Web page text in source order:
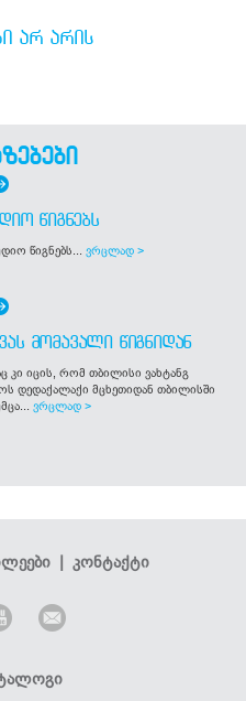
ᲐᲠ ᲐᲠᲘᲡ
ᲬᲘᲒᲜᲔᲑᲡ
წიგნებს... ვრცლად >
ᲛᲝᲛᲐᲕᲐᲚᲘ ᲬᲘᲒᲜᲘᲓᲐᲜ
კი იცის, რომ თბილისი ვახტანგ
დედაქალაქი მცხეთიდან თბილისში
ვრცლად >
| კონტაქტი